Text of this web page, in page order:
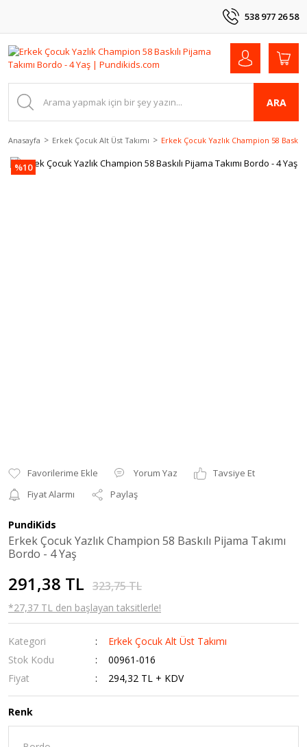
538 977 26 58
ARA
Anasayfa Erkek Çocuk Alt Üst Takımı Erkek Çocuk Yazlık Champion 58
%10
Yorum Yaz
Tavsiye Et
Fiyat Alarmı
Paylaş
PundiKids
Erkek Çocuk Yazlık Champion 58 Baskılı Pijama Takımı
Bordo - 4 Yaş
291,38 TL 323,75 TL
*27,37 TL den başlayan taksitlerle!
Kategori
Erkek Çocuk Alt Üst Takımı
Stok Kodu
00961-016
Fiyat
294,32 TL + KDV
Renk